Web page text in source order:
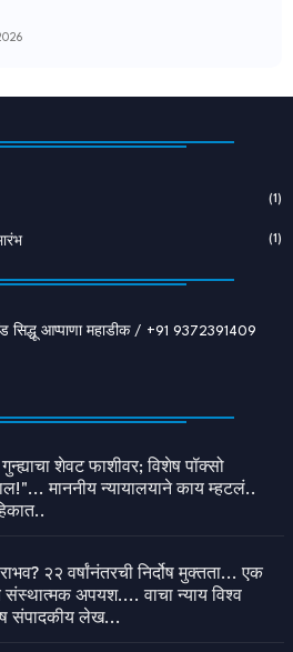
(1)
(1)
सिद्धू आप्पाणा महाडीक / +91 9372391409
शेवट फाशीवर; विशेष पॉक्सो
माननीय न्यायालयाने काय म्हटलं..
२२ वर्षांनंतरची निर्दोष मुक्तता... एक
अपयश.... वाचा न्याय विश्व
संपादकीय लेख...